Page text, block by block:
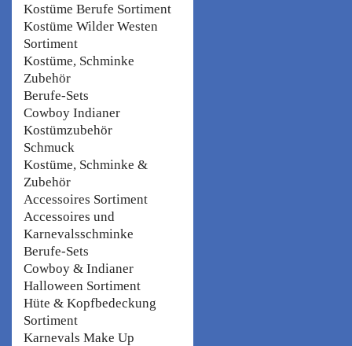
Kostüme Berufe Sortiment
Kostüme Wilder Westen
Sortiment
Kostüme, Schminke
Zubehör
Berufe-Sets
Cowboy Indianer
Kostümzubehör
Schmuck
Kostüme, Schminke &
Zubehör
Accessoires Sortiment
Accessoires und
Karnevalsschminke
Berufe-Sets
Cowboy & Indianer
Halloween Sortiment
Hüte & Kopfbedeckung
Sortiment
Karnevals Make Up